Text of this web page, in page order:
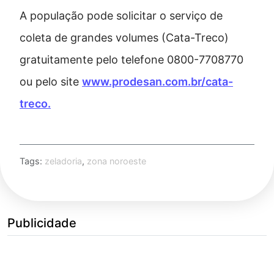
A população pode solicitar o serviço de
coleta de grandes volumes (Cata-Treco)
gratuitamente pelo telefone 0800-7708770
ou pelo site www.prodesan.com.br/cata-
treco.
Tags: zeladoria, zona noroeste
Publicidade